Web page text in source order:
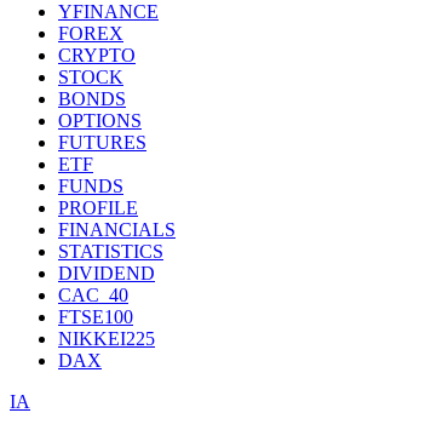
YFINANCE
FOREX
CRYPTO
STOCK
BONDS
OPTIONS
FUTURES
ETF
FUNDS
PROFILE
FINANCIALS
STATISTICS
DIVIDEND
CAC_40
FTSE100
NIKKEI225
DAX
IA